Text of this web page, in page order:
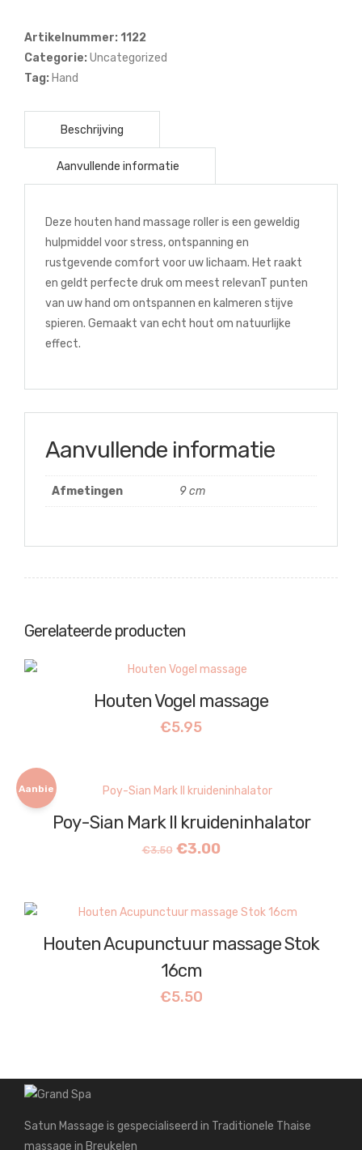
Roller
2
stuks
Artikelnummer: 1122
Categorie: Uncategorized
Tag: Hand
Deze houten hand massage roller is een geweldig
hulpmiddel voor stress, ontspanning en
rustgevende comfort voor uw lichaam. Het raakt
en geldt perfecte druk om meest relevanT punten
van uw hand om ontspannen en kalmeren stijve
spieren. Gemaakt van echt hout om natuurlijke
effect.
Aanvullende informatie
Afmetingen 9 cm
Gerelateerde producten
Houten Vogel massage
€5.95
Aanbie
Poy-Sian Mark II kruideninhalator
€3.50 Oorspronkelijke
€3.00Huidige
Houten Acupunctuur massage Stok
16cm
€5.50
Satun Massage is gespecialiseerd in Traditionele Thaise
massage in Breukelen